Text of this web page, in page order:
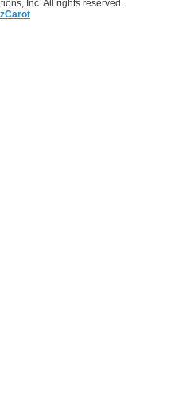
Inc. All rights reserved.
zCarot